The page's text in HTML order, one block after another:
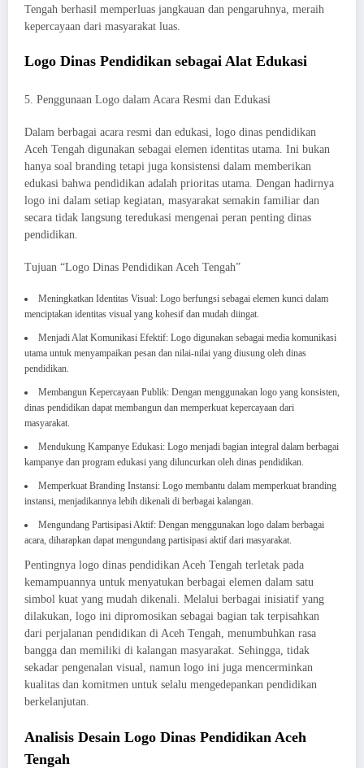
Tengah berhasil memperluas jangkauan dan pengaruhnya, meraih
kepercayaan dari masyarakat luas.
Logo Dinas Pendidikan sebagai Alat Edukasi
5. Penggunaan Logo dalam Acara Resmi dan Edukasi
Dalam berbagai acara resmi dan edukasi, logo dinas pendidikan
Aceh Tengah digunakan sebagai elemen identitas utama. Ini bukan
hanya soal branding tetapi juga konsistensi dalam memberikan
edukasi bahwa pendidikan adalah prioritas utama. Dengan hadirnya
logo ini dalam setiap kegiatan, masyarakat semakin familiar dan
secara tidak langsung teredukasi mengenai peran penting dinas
pendidikan.
Tujuan “Logo Dinas Pendidikan Aceh Tengah”
Meningkatkan Identitas Visual: Logo berfungsi sebagai elemen kunci dalam
menciptakan identitas visual yang kohesif dan mudah diingat.
Menjadi Alat Komunikasi Efektif: Logo digunakan sebagai media komunikasi
utama untuk menyampaikan pesan dan nilai-nilai yang diusung oleh dinas
pendidikan.
Membangun Kepercayaan Publik: Dengan menggunakan logo yang konsisten,
dinas pendidikan dapat membangun dan memperkuat kepercayaan dari
masyarakat.
Mendukung Kampanye Edukasi: Logo menjadi bagian integral dalam berbagai
kampanye dan program edukasi yang diluncurkan oleh dinas pendidikan.
Memperkuat Branding Instansi: Logo membantu dalam memperkuat branding
instansi, menjadikannya lebih dikenali di berbagai kalangan.
Mengundang Partisipasi Aktif: Dengan menggunakan logo dalam berbagai
acara, diharapkan dapat mengundang partisipasi aktif dari masyarakat.
Pentingnya logo dinas pendidikan Aceh Tengah terletak pada
kemampuannya untuk menyatukan berbagai elemen dalam satu
simbol kuat yang mudah dikenali. Melalui berbagai inisiatif yang
dilakukan, logo ini dipromosikan sebagai bagian tak terpisahkan
dari perjalanan pendidikan di Aceh Tengah, menumbuhkan rasa
bangga dan memiliki di kalangan masyarakat. Sehingga, tidak
sekadar pengenalan visual, namun logo ini juga mencerminkan
kualitas dan komitmen untuk selalu mengedepankan pendidikan
berkelanjutan.
Analisis Desain Logo Dinas Pendidikan Aceh
Tengah